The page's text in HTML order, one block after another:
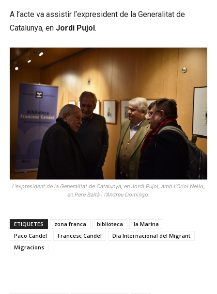
A l’acte va assistir l’expresident de la Generalitat de
Catalunya, en Jordi Pujol.
L’expresident de la Generalitat de Catalunya, en Jordi Pujol, amb l’Oriol Nel·lo,
en Pere Baltà i l’Andreu Domingo.
ETIQUETES zona franca biblioteca
la Marina
Paco Candel
Francesc Candel
Dia Internacional del Migrant
Migracions